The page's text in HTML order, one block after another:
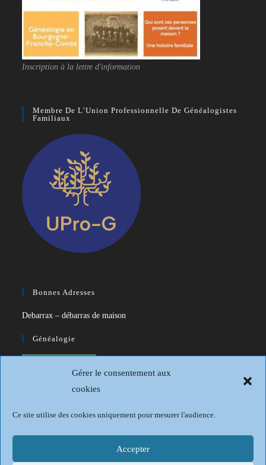
Gérer le consentement aux
cookies
Ce site utilise des cookies uniquement pour mesurer l'audience.
Accepter
Inscription à la lettre d'information
Membre De L’Union Professionnelle De Généalogistes
Familiaux
Bonnes Adresses
Debarrax – débarras de maison
Généalogie
Revue Française de Généalogie